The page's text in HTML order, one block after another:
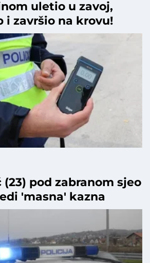
uletio u zavoj,
i završio na krovu!
pod zabranom sjeo
'masna' kazna